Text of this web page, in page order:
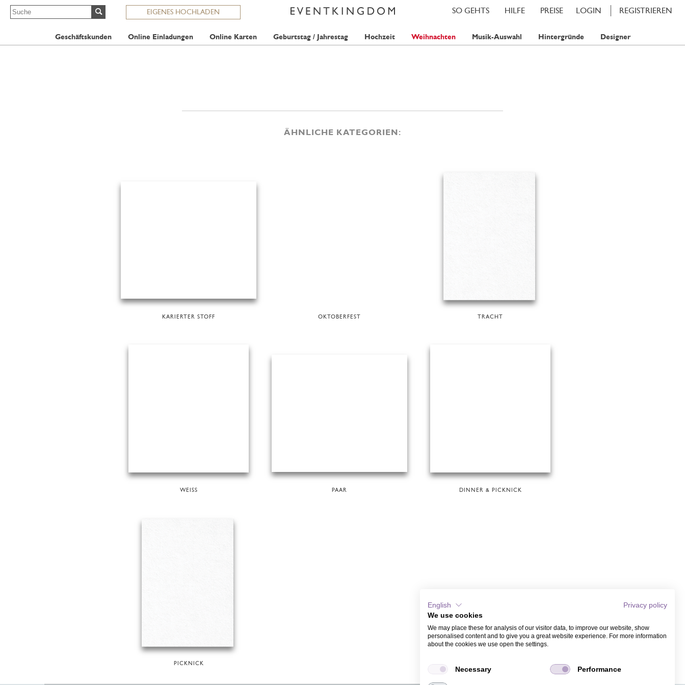
EIGENES HOCHLADEN LOGIN REGISTRIEREN
PREISE
HILFE
SO GEHTS
Geschäftskunden Online Einladungen Online Karten Geburtstag / Jahrestag Hochzeit Weihnachten Musik-Auswahl Hintergründe Designer
ÄHNLICHE KATEGORIEN:
KARIERTER STOFF OKTOBERFEST TRACHT
WEISS PAAR DINNER & PICKNICK
PICKNICK
English
Privacy policy
We use cookies
We may place these for analysis of our visitor data, to improve our website, show
personalised content and to give you a great website experience. For more information
about the cookies we use open the settings.
Necessary Performance